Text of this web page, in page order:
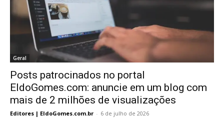
Geral
Posts patrocinados no portal
EldoGomes.com: anuncie em um blog com
mais de 2 milhões de visualizações
Editores | EldoGomes.com.br - 6 de julho de 2026